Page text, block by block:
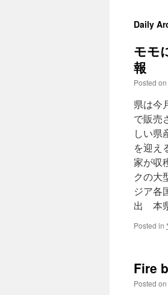
Daily
モモ
報
Posted on
県は今
で販売
しい県
を迎え
家が収
クの大
ジア各
出 本
Posted in
Fire
Posted on